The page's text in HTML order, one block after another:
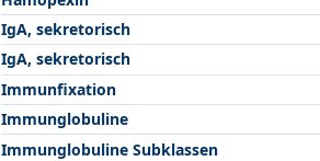
IgA, sekretorisch
IgA, sekretorisch
Immunfixation
Immunglobuline
Immunglobuline Subklassen